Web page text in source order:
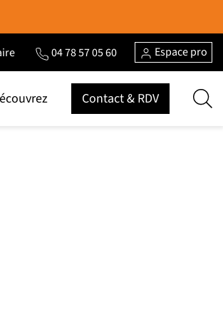
04 78 57 05 60 Espace pro
Contact & RDV